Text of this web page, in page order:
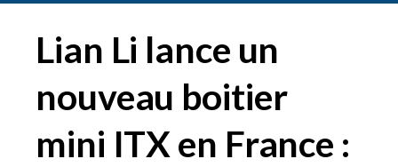
Lian Li lance un
nouveau boitier
mini ITX en France :